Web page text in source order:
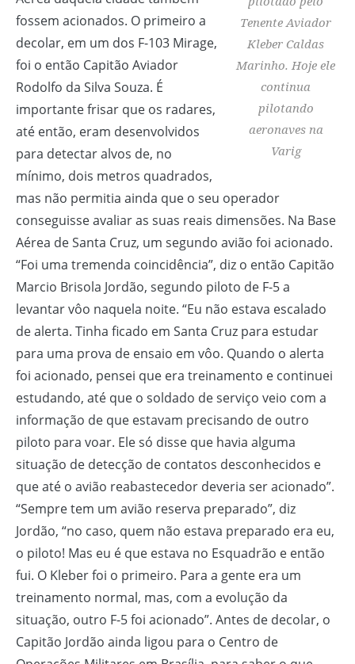
Tenente Aviador
Kleber Caldas
Marinho. Hoje ele
continua
pilotando
aeronaves na
Varig
fossem acionados. O primeiro a
decolar, em um dos F-103 Mirage,
foi o então Capitão Aviador
Rodolfo da Silva Souza. É
importante frisar que os radares,
até então, eram desenvolvidos
para detectar alvos de, no
mínimo, dois metros quadrados,
mas não permitia ainda que o seu operador
conseguisse avaliar as suas reais dimensões. Na Base
Aérea de Santa Cruz, um segundo avião foi acionado.
“Foi uma tremenda coincidência”, diz o então Capitão
Marcio Brisola Jordão, segundo piloto de F-5 a
levantar vôo naquela noite. “Eu não estava escalado
de alerta. Tinha ficado em Santa Cruz para estudar
para uma prova de ensaio em vôo. Quando o alerta
foi acionado, pensei que era treinamento e continuei
estudando, até que o soldado de serviço veio com a
informação de que estavam precisando de outro
piloto para voar. Ele só disse que havia alguma
situação de detecção de contatos desconhecidos e
que até o avião reabastecedor deveria ser acionado”.
“Sempre tem um avião reserva preparado”, diz
Jordão, “no caso, quem não estava preparado era eu,
o piloto! Mas eu é que estava no Esquadrão e então
fui. O Kleber foi o primeiro. Para a gente era um
treinamento normal, mas, com a evolução da
situação, outro F-5 foi acionado”. Antes de decolar, o
Capitão Jordão ainda ligou para o Centro de